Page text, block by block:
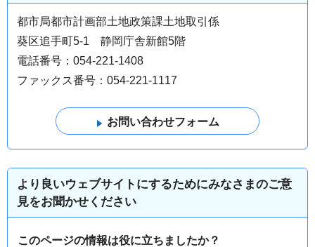
都市局都市計画部土地政策課土地取引係
葵区追手町5-1 静岡庁舎新館5階
電話番号：054-221-1408
ファックス番号：054-221-1117
より良いウェブサイトにするためにみなさまのご意
見をお聞かせください
このページの情報は役に立ちましたか？